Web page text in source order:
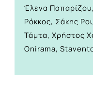
Έλενα
Ρόκκος, Σάκης
Τάμτα, Χρήστος
Onirama,